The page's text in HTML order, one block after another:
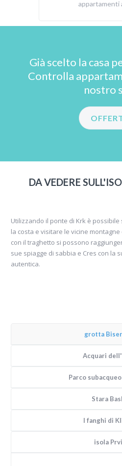
appartamenti
Già scelto la casa
Controlla
nostro
DA VEDERE
Utilizzando il ponte di Krk è
la costa e visitare le vicine
con il traghetto si possono
sue spiagge di sabbia e Cres con la
autentica.
grotta
Acquari
Parco
Stara
I fanghi di
isola